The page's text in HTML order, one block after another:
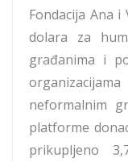
Fondacija Ana i
dolara za
građanima i
neformalnim
platforme
prikupljeno